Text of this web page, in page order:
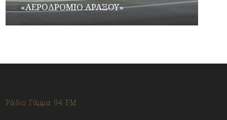
«ΑΕΡΟΔΡΟΜΙΟ ΑΡΑΞΟΥ»
Ράδιο Γάμμα 94 FM